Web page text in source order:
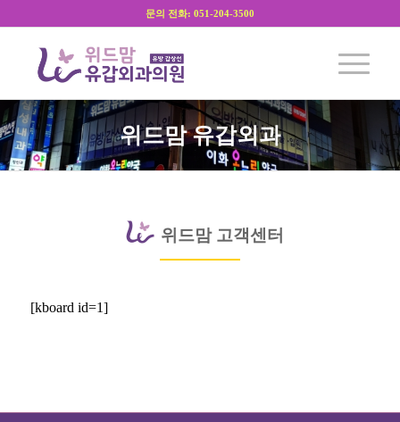
문의 전화: 051-204-3500
위드맘 유갑외과
위드맘 고객센터
[kboard id=1]